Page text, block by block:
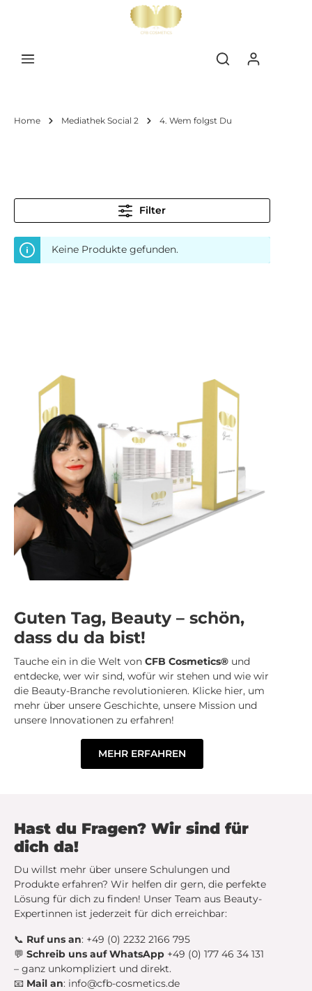
Home Mediathek Social 2 4. Wem folgst Du
Filter
Keine Produkte gefunden.
Guten Tag, Beauty – schön,
dass du da bist!
Tauche ein in die Welt von CFB Cosmetics® und
entdecke, wer wir sind, wofür wir stehen und wie wir
die Beauty-Branche revolutionieren. Klicke hier, um
mehr über unsere Geschichte, unsere Mission und
unsere Innovationen zu erfahren!
MEHR ERFAHREN
Hast du Fragen? Wir sind für
dich da!
Du willst mehr über unsere Schulungen und
Produkte erfahren? Wir helfen dir gern, die perfekte
Lösung für dich zu finden! Unser Team aus Beauty-
Expertinnen ist jederzeit für dich erreichbar:
📞 Ruf uns an: +49 (0) 2232 2166 795
💬 Schreib uns auf WhatsApp +49 (0) 177 46 34 131
– ganz unkompliziert und direkt.
📧 Mail an: info@cfb-cosmetics.de